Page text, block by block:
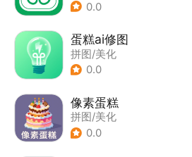
0.0
蛋糕ai修图
拼图/美化
0.0
像素蛋糕
拼图/美化
0.0